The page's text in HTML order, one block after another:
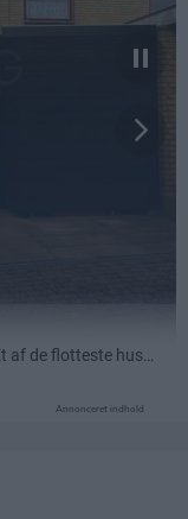
Annonceret indhold